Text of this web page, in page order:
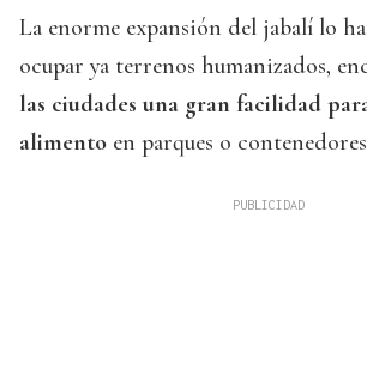
La enorme expansión del jabalí lo
ocupar ya terrenos humanizados,
las ciudades una gran facilidad
alimento en parques o